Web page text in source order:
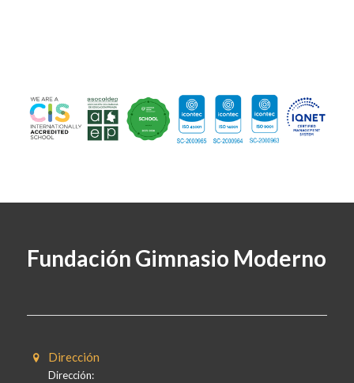
Fundación Gimnasio Moderno
Dirección
Dirección: